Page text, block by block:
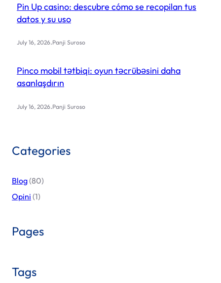
Pin Up casino: descubre cómo se recopilan tus
datos y su uso
July 16, 2026.Panji Suroso
Pinco mobil tətbiqi: oyun təcrübəsini daha
asanlaşdırın
July 16, 2026.Panji Suroso
Categories
Blog(80)
Opini (1)
Pages
Tags